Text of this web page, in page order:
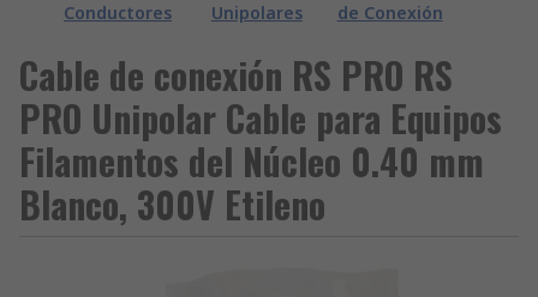
Conductores
Unipolares
de Conexión
Cable de conexión RS PRO RS
PRO Unipolar Cable para Equipos
Filamentos del Núcleo 0.40 mm
Blanco, 300V Etileno